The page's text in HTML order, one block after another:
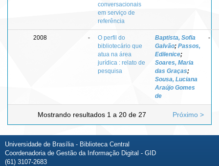
conversacionais
em serviço de
referência
2008 -
O perfil do
bibliotecário que
atua na área
jurídica : relato de
pesquisa
Baptista, Sofia
Galvão; Passos,
Edilenice;
Soares, Maria
das Graças;
Sousa, Luciana
Araújo Gomes
de
-
Mostrando resultados 1 a 20 de 27 Próximo >
Universidade de Brasília - Biblioteca Central
Coordenadoria de Gestão da Informação Digital - GID
(61) 3107-2683